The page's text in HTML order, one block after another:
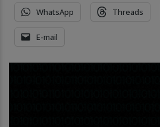
WhatsApp Threads
E-mail